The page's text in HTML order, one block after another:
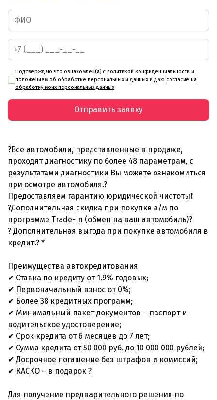
Подтверждаю что ознакомлен(а) с политикой конфиденциальности и
положением об обработке персональных и данных и даю согласие на
обработку моих персональных данных
Отправить заявку
?Все автомобили, представленные в продаже,
проходят диагностику по более 48 параметрам, с
результатами диагностики Вы можете ознакомиться
при осмотре автомобиля.?
Предоставляем гарантию юридической чистоты❗
?Дополнительная скидка при покупке а/м по
программе Trade-In (обмен на ваш автомобиль)?
? Дополнительная выгода при покупке автомобиля в
кредит.? *
Преимущества автокредитования:
✔ Ставка по кредиту от 1.9% годовых;
✔ Первоначальный взнос от 0%;
✔ Более 38 кредитных программ;
✔ Минимальный пакет документов – паспорт и
водительское удостоверение;
✔ Срок кредита от 6 месяцев до 7 лет;
✔ Сумма кредита от 50 000 руб. до 10 000 000 рублей;
✔ Досрочное погашение без штрафов и комиссий;
✔ КАСКО – в подарок ?
Для получение предварительного решения по